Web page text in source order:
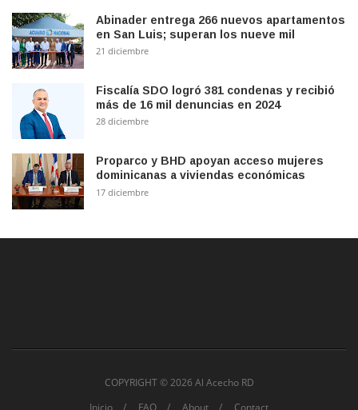
Abinader entrega 266 nuevos apartamentos
en San Luis; superan los nueve mil
21 diciembre
Fiscalía SDO logró 381 condenas y recibió
más de 16 mil denuncias en 2024
28 diciembre
Proparco y BHD apoyan acceso mujeres
dominicanas a viviendas económicas
17 diciembre
COPYRIGHT ©2026 Al Acecho RD
Inicio
FAQ About Contact